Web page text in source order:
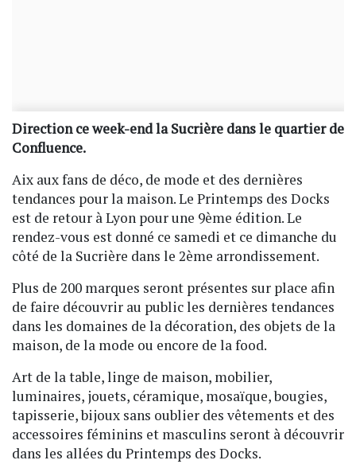
Direction ce week-end la Sucrière dans le quartier de
Confluence.
Aix aux fans de déco, de mode et des dernières
tendances pour la maison. Le Printemps des Docks
est de retour à Lyon pour une 9ème édition. Le
rendez-vous est donné ce samedi et ce dimanche du
côté de la Sucrière dans le 2ème arrondissement.
Plus de 200 marques seront présentes sur place afin
de faire découvrir au public les dernières tendances
dans les domaines de la décoration, des objets de la
maison, de la mode ou encore de la food.
Art de la table, linge de maison, mobilier,
luminaires, jouets, céramique, mosaïque, bougies,
tapisserie, bijoux sans oublier des vêtements et des
accessoires féminins et masculins seront à découvrir
dans les allées du Printemps des Docks.